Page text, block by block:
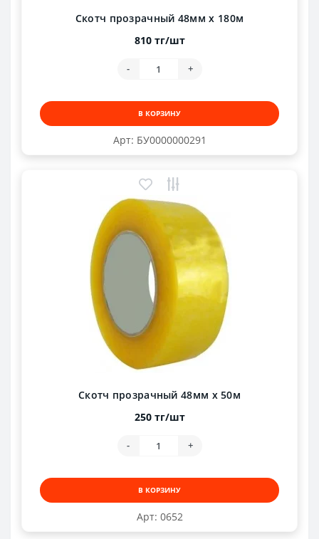
Арт: БУ0000000291
Скотч прозрачный 48мм х 180м
810 тг/шт
- +
В КОРЗИНУ
Арт: 0652
Скотч прозрачный 48мм х 50м
250 тг/шт
- +
В КОРЗИНУ